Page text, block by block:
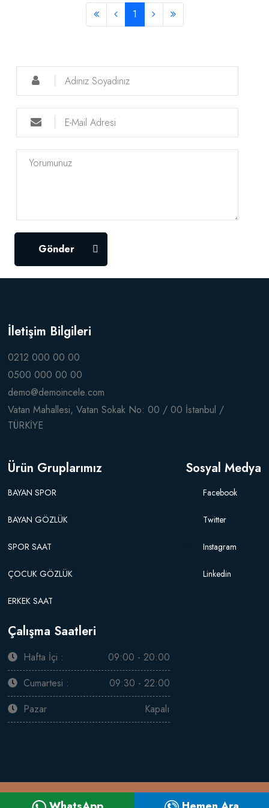
1
Gönder
İletişim Bilgileri
0212 000 00 00
0500 000 00 00
demo@demoincele.com
Vatan Mahallesi, Vatan Sokak No: 00 / 00 İstanbul /
TÜRKİYE
Ürün Gruplarımız
BAYAN SPOR
BAYAN GÖZLÜK
SPOR SAAT
ÇOCUK GÖZLÜK
ERKEK SAAT
Sosyal Medya
Facebook
Twitter
Instagram
Linkedin
Çalışma Saatleri
Hafta İçi :
09:00 - 20:00
Cumartesi :
09:30 - 22:00
Pazar
Kapalı
Saat / Gözlük Firma Web Paketi Special v6.0 YAPIMCI FİRMA